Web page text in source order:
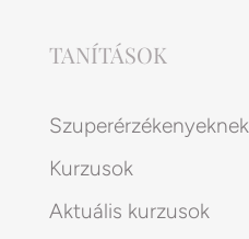
TANÍTÁSOK
Szuperérzékenyeknek
Kurzusok
Aktuális kurzusok